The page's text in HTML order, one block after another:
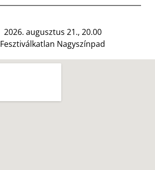
2026. augusztus 21., 20.00
Fesztiválkatlan Nagyszínpad